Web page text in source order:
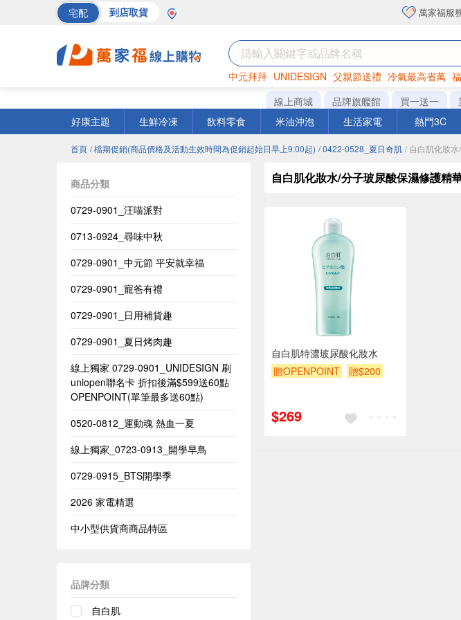
宅配 到店取貨 萬家福服
中元拜拜 UNIDESIGN 父親節送禮 冷氣最高省萬
罐頭 海苔 洋芋片
線上商城 品牌旗艦館 買一送一
好康主題
生鮮冷凍 飲料零食 米油沖泡 生活家電 熱門3C
首頁 / 檔期促銷(商品價格及活動生效時間為促銷起始日早上9:00起) / 0422-0528_夏日奇肌 / 自白肌化妝
商品分類
0729-0901_汪喵派對
0713-0924_尋味中秋
0729-0901_中元節 平安就幸福
0729-0901_寵爸有禮
0729-0901_日用補貨趣
0729-0901_夏日烤肉趣
線上獨家 0729-0901_UNIDESIGN​ 刷
uniopen聯名卡 折扣後滿$599送60點
OPENPOINT(單筆最多送60點)​
0520-0812_運動魂 熱血一夏
線上獨家_0723-0913_開學早鳥
0729-0915_BTS開學季
2026 家電精選
中小型供貨商商品特區
品牌分類
自白肌
自白肌化妝水/分子玻尿酸保濕修護精
自白肌特濃玻尿酸化妝水
贈OPENPOINT
贈$200
$269